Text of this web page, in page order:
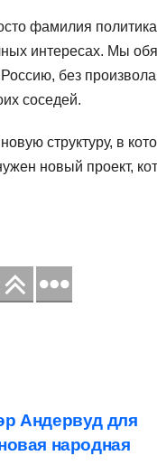
фамилия
интересах. Мы
без
соседей.
структуру, в
новый проект,
Андервуд для
народная